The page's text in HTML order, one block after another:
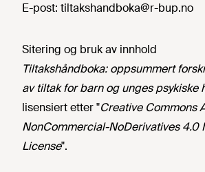
E-post: tiltakshandboka@r-bup.no
Sitering og bruk av innhold
Tiltakshåndboka: oppsummert
av tiltak for barn og unges psykiske
lisensiert etter "Creative Commons
NonCommercial-NoDerivatives 4.0
License".